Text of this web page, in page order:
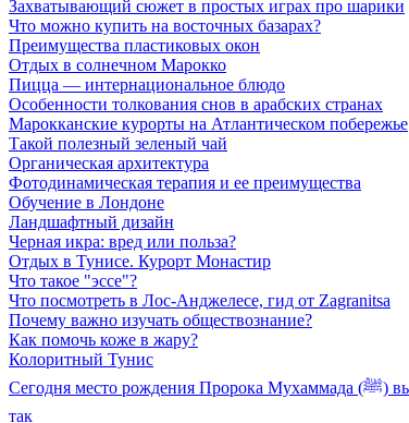
Захватывающий сюжет в простых играх про шарики
Что можно купить на восточных базарах?
Преимущества пластиковых окон
Отдых в солнечном Марокко
Пицца — интернациональное блюдо
Особенности толкования снов в арабских странах
Марокканские курорты на Атлантическом побережье
Такой полезный зеленый чай
Органическая архитектура
Фотодинамическая терапия и ее преимущества
Обучение в Лондоне
Ландшафтный дизайн
Черная икра: вред или польза?
Отдых в Тунисе. Курорт Монастир
Что такое "эссе"?
Что посмотреть в Лос-Анджелесе, гид от Zagranitsa
Почему важно изучать обществознание?
Как помочь коже в жару?
Колоритный Тунис
Сегодня место рождения Пророка Мухаммада (ﷺ) выглядит
так